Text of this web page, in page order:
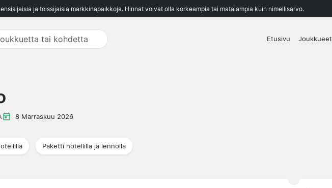
ja toissijaisia markkinapaikkoja. Hinnat voivat olla korkeampia tai matalampia kuin nimellisarvo.
Etusivu Joukkueet
8 Marraskuu 2026
Paketti hotellilla ja lennolla